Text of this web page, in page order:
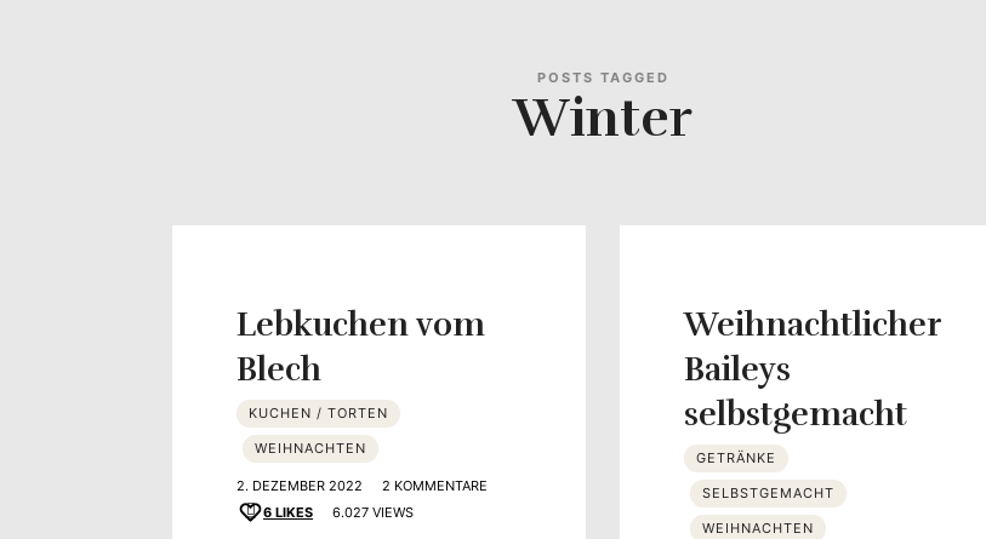
zeigt
Ihren
Lieblingsgeschmack
POSTS TAGGED
Winter
Lebkuchen vom
Blech
KUCHEN / TORTEN
WEIHNACHTEN
2. DEZEMBER 2022
2 KOMMENTARE
6 LIKES 6.027 VIEWS
Weihnachtlicher
Baileys
selbstgemacht
GETRÄNKE
SELBSTGEMACHT
WEIHNACHTEN